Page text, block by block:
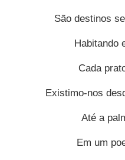
São destinos
Habitando
Cada
Existimo-nos
Até a
Em um